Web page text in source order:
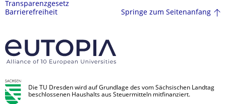
Transparenzgesetz
Barrierefreiheit
Springe zum Seitenanfang
Die TU Dresden wird auf Grundlage des vom Sächsischen Landtag
beschlossenen Haushalts aus Steuermitteln mitfinanziert.